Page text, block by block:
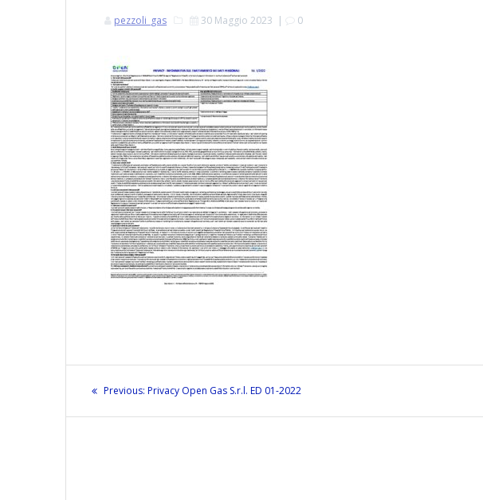
pezzoli_gas 30 Maggio 2023 | 0
Navigazione
articoli
Previous: Previous
Privacy Open Gas S.r.l. ED 01-2022